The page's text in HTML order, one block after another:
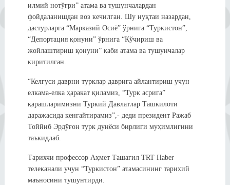
илмий нотўғри” атама ва тушунчалардан
фойдаланишдан воз кечилган. Шу нуқтаи назардан,
дастурларга “Марказий Осиё” ўрнига “Туркистон”,
“Депортация қонуни” ўрнига “Кўчириш ва
жойлаштириш қонуни” каби атама ва тушунчалар
киритилган.
“Келгуси даврни турклар даврига айлантириш учун
елкама-елка ҳаракат қиламиз, “Турк асрига”
қарашларимизни Туркий Давлатлар Ташкилоти
даражасида кенгайтирамиз”,- деди президент Ражаб
Тоййиб Эрдўғон турк дунёси бирлиги муҳимлигини
таъкидлаб.
Тарихчи профессор Аҳмет Ташагил TRT Haber
телеканали учун “Туркистон” атамасининг тарихий
маъносини тушунтирди.